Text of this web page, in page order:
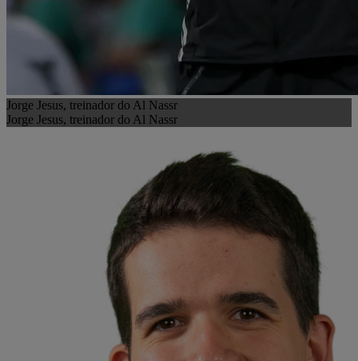
Jorge Jesus, treinador do Al Nassr
Jorge Jesus, treinador do Al Nassr